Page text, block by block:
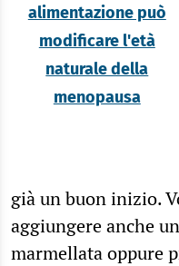
alimentazione può
modificare l'età
naturale della
menopausa
già un buon inizio.
aggiungere anche
marmellata oppure